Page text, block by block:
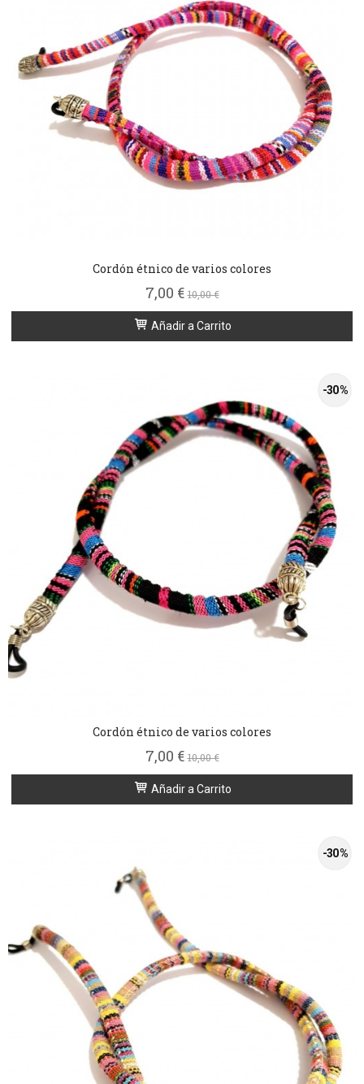
Cordón étnico de varios colores
7,00 €10,00 €
Añadir a Carrito
-30 %
Cordón étnico de varios colores
7,00 €10,00 €
Añadir a Carrito
-30 %